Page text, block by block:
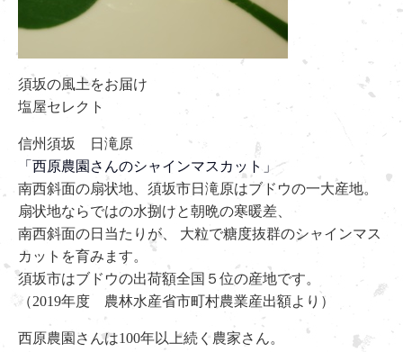
須坂の風土をお届け
塩屋セレクト
信州須坂 日滝原
「西原農園さんのシャインマスカット」
南西斜面の扇状地、須坂市日滝原はブドウの一大産地。
扇状地ならではの水捌けと朝晩の寒暖差、
南西斜面の日当たりが、 大粒で糖度抜群のシャインマス
カットを育みます。
須坂市はブドウの出荷額全国５位の産地です。
（2019年度 農林水産省市町村農業産出額より）
西原農園さんは100年以上続く農家さん。